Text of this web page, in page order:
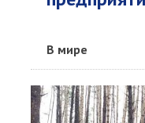
В мире